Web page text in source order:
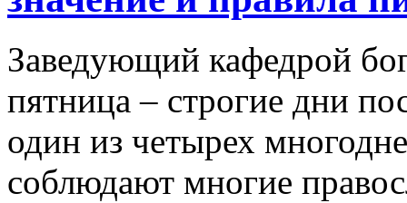
Заведующий кафедрой
пятница – строгие дни
один из четырех
соблюдают многие